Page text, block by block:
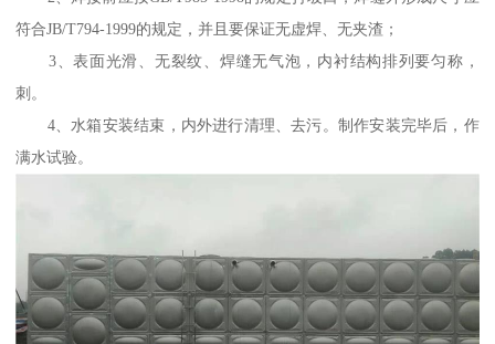
符合JB/T794-1999的规定，并且要保证无虚焊、无夹渣；
3、表面光滑、无裂纹、焊缝无气泡，内衬结构排列要匀称，
刺。
4、水箱安装结束，内外进行清理、去污。制作安装完毕后，作
满水试验。